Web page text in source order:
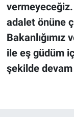
adalet önüne
Bakanlığımız
ile eş güdüm
şekilde